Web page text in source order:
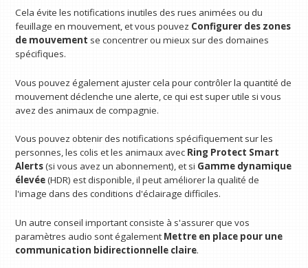
Cela évite les notifications inutiles des rues animées ou du
feuillage en mouvement, et vous pouvez Configurer des zones
de mouvement se concentrer ou mieux sur des domaines
spécifiques.
Vous pouvez également ajuster cela pour contrôler la quantité de
mouvement déclenche une alerte, ce qui est super utile si vous
avez des animaux de compagnie.
Vous pouvez obtenir des notifications spécifiquement sur les
personnes, les colis et les animaux avec Ring Protect Smart
Alerts(si vous avez un abonnement), et si Gamme dynamique
élevée(HDR) est disponible, il peut améliorer la qualité de
l'image dans des conditions d'éclairage difficiles.
Un autre conseil important consiste à s'assurer que vos
paramètres audio sont également Mettre en place pour une
communication bidirectionnelle claire.